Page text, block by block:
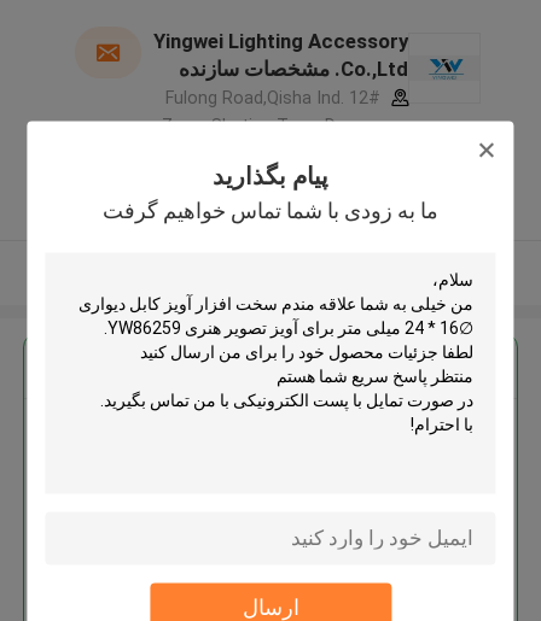
پیام بگذارید
ما به زودی با شما تماس خواهیم گرفت
ارسال
Yingwei Lighting Accessory
Co.,Ltd. مشخصات سازنده
12# Fulong Road,Qisha Ind.
Zone, Shatian Town,Dongguan,
کننده تایید شده
بهترين قيمت رو براي